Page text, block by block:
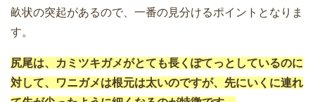
畝状の突起があるので、一番の見分けるポイントとなりま
す。
尻尾は、カミツキガメがとても長くぽてっとしているのに
対して、ワニガメは根元は太いのですが、先にいくに連れ